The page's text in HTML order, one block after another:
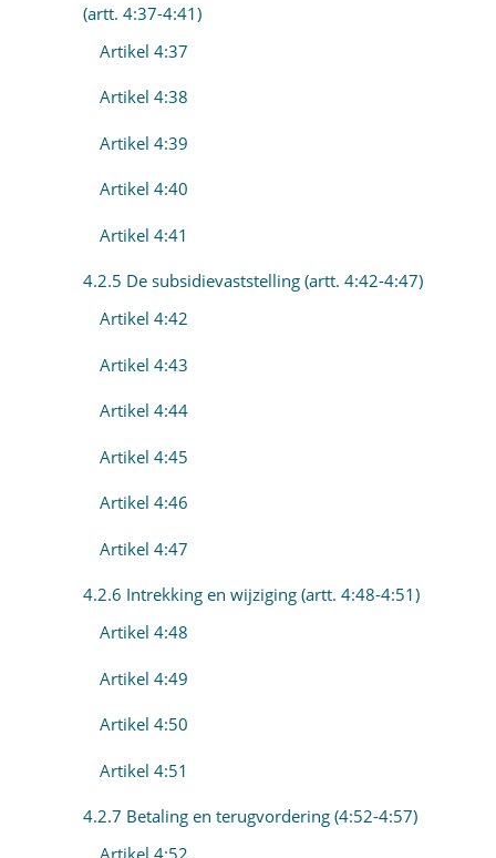
(artt. 4:37-4:41)
Artikel 4:37
Artikel 4:38
Artikel 4:39
Artikel 4:40
Artikel 4:41
4.2.5 De subsidievaststelling (artt. 4:42-4:47)
Artikel 4:42
Artikel 4:43
Artikel 4:44
Artikel 4:45
Artikel 4:46
Artikel 4:47
4.2.6 Intrekking en wijziging (artt. 4:48-4:51)
Artikel 4:48
Artikel 4:49
Artikel 4:50
Artikel 4:51
4.2.7 Betaling en terugvordering (4:52-4:57)